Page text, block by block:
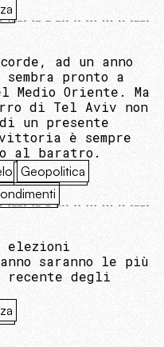
ad un anno
pronto a
Medio Oriente. Ma
di Tel Aviv non
un presente
è sempre
al baratro.
Geopolitica
elezioni
saranno le più
degli